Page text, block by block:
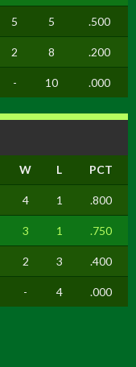
5 5 .500
2 8 .200
- 10 .000
W L PCT
4 1 .800
3 1 .750
2 3 .400
- 4 .000